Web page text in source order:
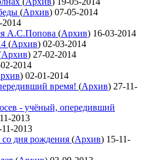
(Архив) 07-05-2014
2014
А.С.Попова (Архив) 16-03-2014
(Архив) 02-03-2014
Архив) 27-02-2014
2014
) 02-01-2014
время! (Архив) 27-11-
- учёный, опередивший
2013
11-2013
дня рождения (Архив) 15-11-